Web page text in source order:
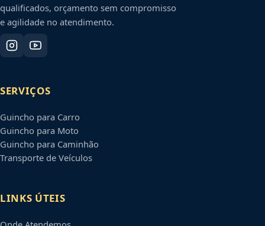
qualificados, orçamento sem compromisso
e agilidade no atendimento.
SERVIÇOS
Guincho para Carro
Guincho para Moto
Guincho para Caminhão
Transporte de Veículos
LINKS ÚTEIS